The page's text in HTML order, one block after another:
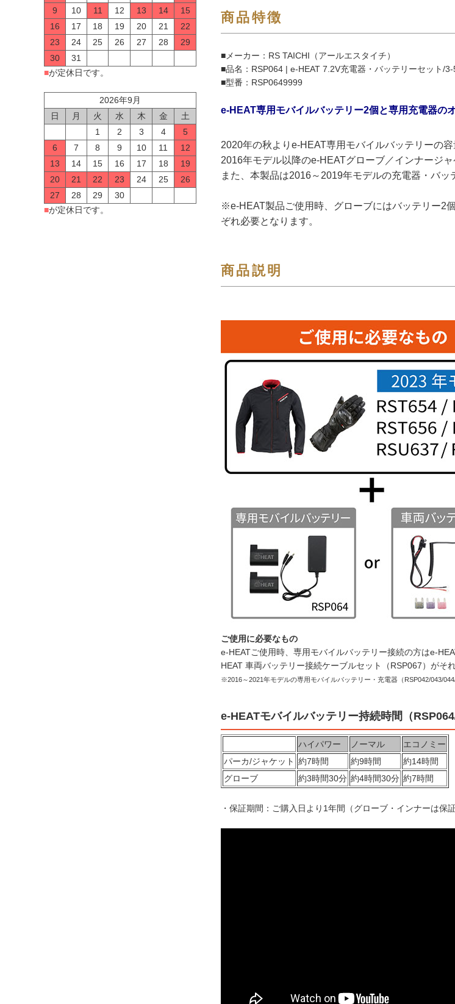
9
10 11 12 13 14
15
16
17 18 19 20 21
22
23
24 25 26 27 28
29
30
31
■が定休日です。
2026年9月
日
月 火 水 木 金
土
1
2 3 4
5
6
7 8 9 10 11
12
13
14 15 16 17 18
19
20
21 22 23 24 25
26
27
28 29
30
■が定休日です。
商品特徴
■メーカー：RS TAICHI（アールエスタイチ）
■品名：RSP064 | e-HEAT 7.2V充電器・バッテリーセット/3-
■型番：RSP0649999
e-HEAT専用モバイルバッテリー2個と専用充電器の
2020年の秋よりe-HEAT専用モバイルバッテリーの
2016年モデル以降のe-HEATグローブ／インナージ
また、本製品は2016～2019年モデルの充電器・バ
※e-HEAT製品ご使用時、グローブにはバッテリー2
ぞれ必要となります。
商品説明
ご使用に必要なもの
e-HEATご使用時、専用モバイルバッテリー接続の方はe-
HEAT 車両バッテリー接続ケーブルセット（RSP067）がそ
※2016～2021年モデルの専用モバイルバッテリー・充電器（RSP042/043/
e-HEATモバイルバッテリー持続時間（
ハイパワー ノーマル
エコノミー
パーカ/ジャケット 約7時間 約9時間
約14時間
グローブ
約3時間30分 約4時間30分 約7時間
・保証期間：ご購入日より1年間（グローブ・インナーは保